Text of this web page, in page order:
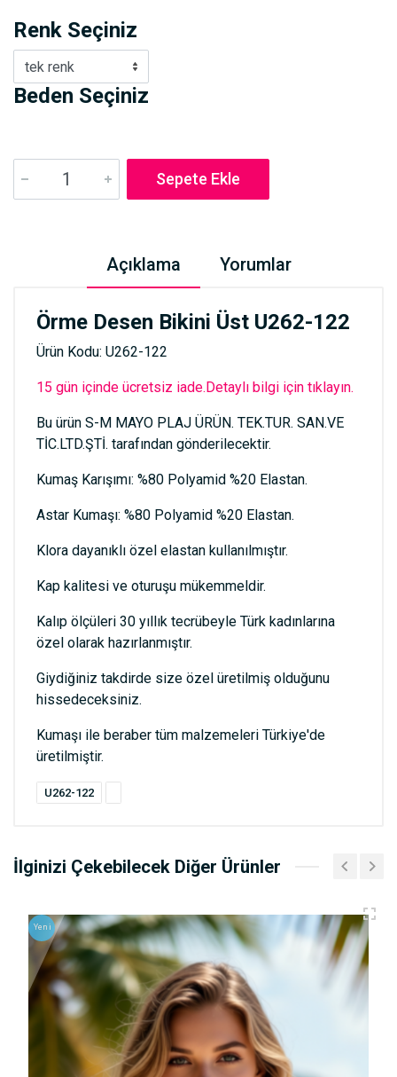
Renk Seçiniz
tek renk
Beden Seçiniz
Sepete Ekle
Açıklama Yorumlar
Örme Desen Bikini Üst U262-122
Ürün Kodu: U262-122
15 gün içinde ücretsiz iade.Detaylı bilgi için tıklayın.
Bu ürün S-M MAYO PLAJ ÜRÜN. TEK.TUR. SAN.VE
TİC.LTD.ŞTİ. tarafından gönderilecektir.
Kumaş Karışımı: %80 Polyamid %20 Elastan.
Astar Kumaşı: %80 Polyamid %20 Elastan.
Klora dayanıklı özel elastan kullanılmıştır.
Kap kalitesi ve oturuşu mükemmeldir.
Kalıp ölçüleri 30 yıllık tecrübeyle Türk kadınlarına
özel olarak hazırlanmıştır.
Giydiğiniz takdirde size özel üretilmiş olduğunu
hissedeceksiniz.
Kumaşı ile beraber tüm malzemeleri Türkiye'de
üretilmiştir.
U262-122
İlginizi Çekebilecek Diğer Ürünler
Yeni